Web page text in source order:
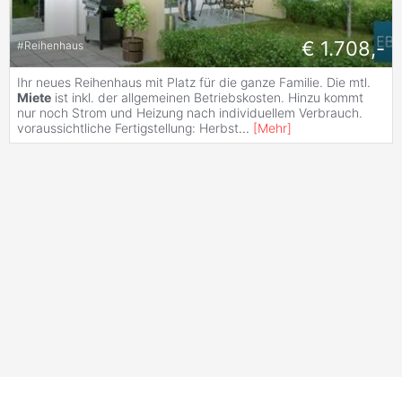
#Reihenhaus € 1.708,-
Ihr neues Reihenhaus mit Platz für die ganze Familie. Die mtl.
Miete ist inkl. der allgemeinen Betriebskosten. Hinzu kommt
nur noch Strom und Heizung nach individuellem Verbrauch.
voraussichtliche Fertigstellung: Herbst... [Mehr]